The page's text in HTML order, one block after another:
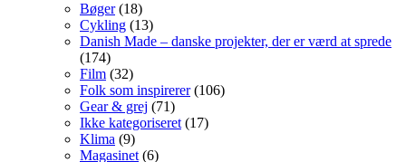
Bøger(18)
Cykling (13)
Danish Made – danske projekter, der er værd at sprede
(174)
Film (32)
Folk som inspirerer(106)
Gear & grej (71)
Ikke kategoriseret (17)
Klima (9)
Magasinet (6)